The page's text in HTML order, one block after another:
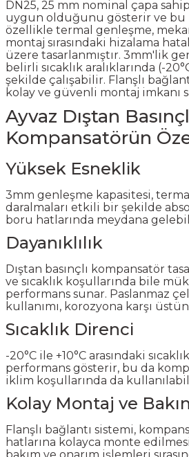
DN25, 25 mm nominal çapa
uygun olduğunu gösterir ve bu
özellikle termal genleşme,
montaj sırasındaki hizalama
üzere tasarlanmıştır. 3mm'lik
belirli sıcaklık aralıklarında (-
şekilde çalışabilir. Flanşlı
kolay ve güvenli montaj imkanı
Ayvaz Dıştan
Kompansatörün
Yüksek Esneklik
3mm genleşme kapasitesi,
daralmaları etkili bir şekilde
boru hatlarında meydana
Dayanıklılık
Dıştan basınçlı kompansatör
ve sıcaklık koşullarında bile
performans sunar. Paslanmaz
kullanımı, korozyona karşı
Sıcaklık Direnci
-20°C ile +10°C arasındaki
performans gösterir, bu da
iklim koşullarında da
Kolay Montaj ve
Flanşlı bağlantı sistemi,
hatlarına kolayca monte